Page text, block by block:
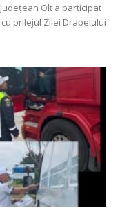
Olt a participat
prilejul Zilei Drapelului